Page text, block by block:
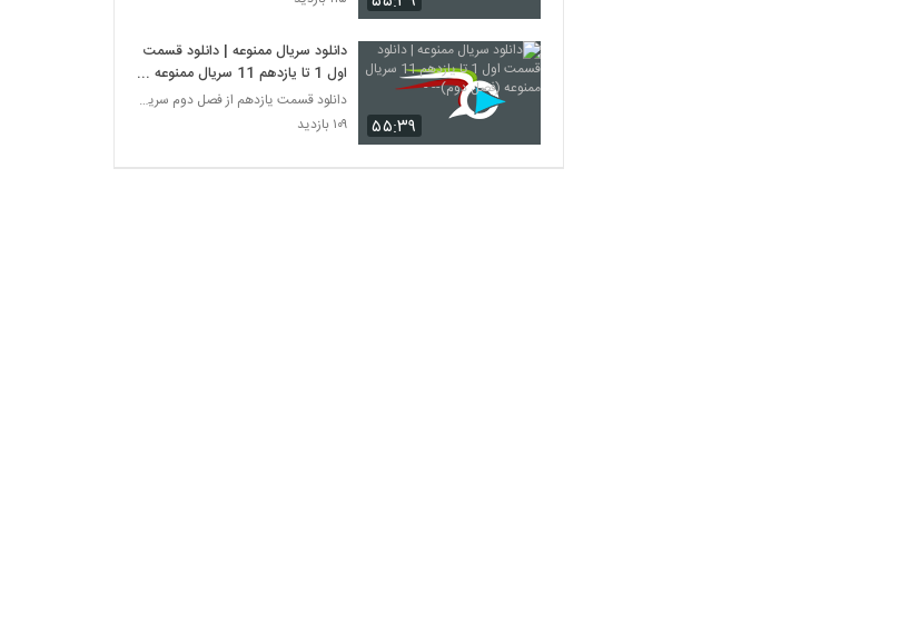
۵۵:۳۹
دانلود سریال ممنوعه | دانلود قسمت
اول 1 تا یازدهم 11 سریال ممنوعه
(فصل دوم)-- -
دانلود قسمت یازدهم از فصل دوم سریال ممنوعه
۱۰۹ بازدید